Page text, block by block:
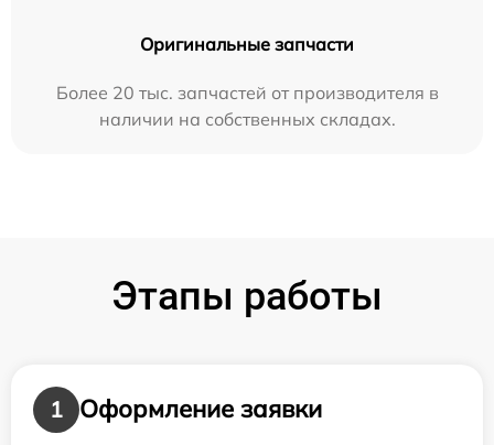
Оригинальные запчасти
Более 20 тыс. запчастей от производителя в
наличии на собственных складах.
Этапы работы
1 Оформление заявки